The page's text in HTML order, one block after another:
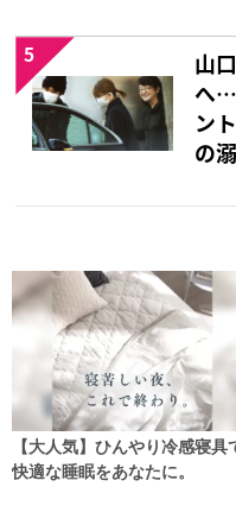
山
へ…
ン
の
5
【大人気】ひんやり冷感寝具
快適な睡眠をあなたに。